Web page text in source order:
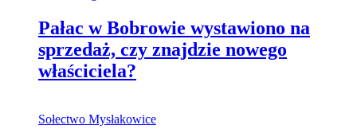
Pałac w Bobrowie wystawiono na
sprzedaż, czy znajdzie nowego
właściciela?
Sołectwo Mysłakowice